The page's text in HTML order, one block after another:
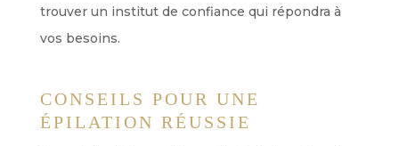
trouver un institut de confiance qui répondra à
vos besoins.
CONSEILS POUR UNE
ÉPILATION RÉUSSIE